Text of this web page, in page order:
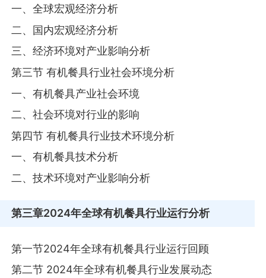
一、全球宏观经济分析
二、国内宏观经济分析
三、经济环境对产业影响分析
第三节 有机餐具行业社会环境分析
一、有机餐具产业社会环境
二、社会环境对行业的影响
第四节 有机餐具行业技术环境分析
一、有机餐具技术分析
二、技术环境对产业影响分析
第三章2024年全球有机餐具行业运行分析
第一节2024年全球有机餐具行业运行回顾
第二节 2024年全球有机餐具行业发展动态